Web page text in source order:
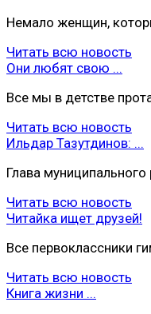
Немало женщин,
Читать всю новость
Они любят свою ...
Все мы в детстве
Читать всю новость
Ильдар Тазутдинов: ...
Глава
Читать всю новость
Читайка ищет друзей!
Все первоклассники
Читать всю новость
Книга жизни ...